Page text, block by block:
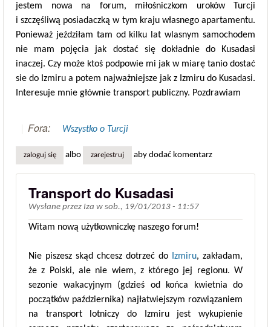
jestem nowa na forum, miłośniczkom uroków Turcji
i szczęśliwą posiadaczką w tym kraju własnego apartamentu.
Ponieważ jeździłam tam od kilku lat wlasnym samochodem
nie mam pojęcia jak dostać się dokładnie do Kusadasi
inaczej. Czy może ktoś podpowie mi jak w miarę tanio dostać
sie do Izmiru a potem najważniejsze jak z Izmiru do Kusadasi.
Interesuje mnie głównie transport publiczny. Pozdrawiam
Fora: Wszystko o Turcji
zaloguj się albo zarejestruj aby dodać komentarz
Transport do Kusadasi
Wysłane przez Iza w sob., 19/01/2013 - 11:57
Witam nową użytkowniczkę naszego forum!
Nie piszesz skąd chcesz dotrzeć do Izmiru, zakładam,
że z Polski, ale nie wiem, z którego jej regionu. W
sezonie wakacyjnym (gdzieś od końca kwietnia do
początków października) najłatwiejszym rozwiązaniem
na transport lotniczy do Izmiru jest wykupienie